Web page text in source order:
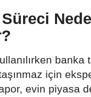
banka
için
evin piyasa